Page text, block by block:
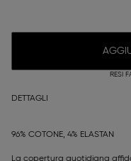
RESI
DETTAGLI
96% COTONE, 4% ELASTAN
La copertura quotidiana